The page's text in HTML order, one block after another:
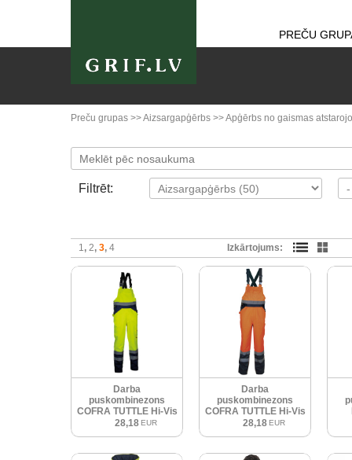
PREČU
Preču grupas >>Aizsargapģērbs >>Apģērbs no gaismas
Filtrēt:
1 2 3 4 Izkārtojums:
Darba
puskombinezons
COFRA TUTTLE Hi-Vis
dzeltens
28,18 EUR
Darba
puskombinezons
COFRA TUTTLE Hi-Vis
oranžs
28,18 EUR